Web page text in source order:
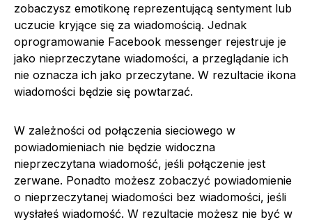
zobaczysz emotikonę reprezentującą sentyment lub
uczucie kryjące się za wiadomością. Jednak
oprogramowanie Facebook messenger rejestruje je
jako nieprzeczytane wiadomości, a przeglądanie ich
nie oznacza ich jako przeczytane. W rezultacie ikona
wiadomości będzie się powtarzać.
W zależności od połączenia sieciowego w
powiadomieniach nie będzie widoczna
nieprzeczytana wiadomość, jeśli połączenie jest
zerwane. Ponadto możesz zobaczyć powiadomienie
o nieprzeczytanej wiadomości bez wiadomości, jeśli
wysłałeś wiadomość. W rezultacie możesz nie być w